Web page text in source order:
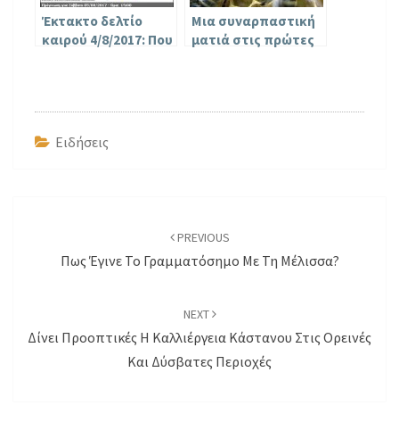
Έκτακτο δελτίο
καιρού 4/8/2017: Που
Μια συναρπαστική
ματιά στις πρώτες
Ειδήσεις
PREVIOUS
Πως Έγινε Το Γραμματόσημο Με Τη Μέλισσα?
NEXT
Δίνει Προοπτικές Η Καλλιέργεια Κάστανου Στις Ορεινές
Και Δύσβατες Περιοχές